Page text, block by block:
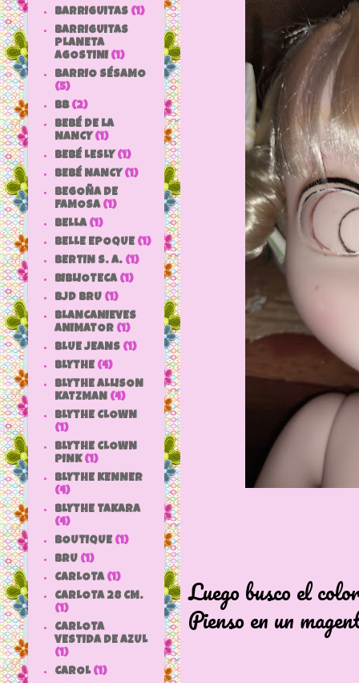
Luego busco el
Pienso en un
BARRIGUITAS (1)
BARRIGUITAS
PLANETA
AGOSTINI (1)
BARRIO SÉSAMO
(5)
bb (2)
BEBÉ DE LA
NANCY (1)
BEBÉ LESLY (1)
BEBÉ NANCY (1)
BEGOÑA DE
FAMOSA (1)
BELLA (1)
BELLE EPOQUE (1)
BERTIN S. A. (1)
BIBLIOTECA (1)
BJD BRU (1)
BLANCANIEVES
ANIMATOR (1)
BLUE JEANS (1)
BLYTHE (4)
BLYTHE ALLISON
KATZMAN (4)
BLYTHE CLOWN
(1)
BLYTHE CLOWN
PINK (1)
BLYTHE KENNER
(4)
BLYTHE TAKARA
(4)
BOUTIQUE (1)
BRU (1)
CARLOTA (1)
CARLOTA 28 CM.
(1)
CARLOTA
VESTIDA DE AZUL
(1)
CAROL (1)